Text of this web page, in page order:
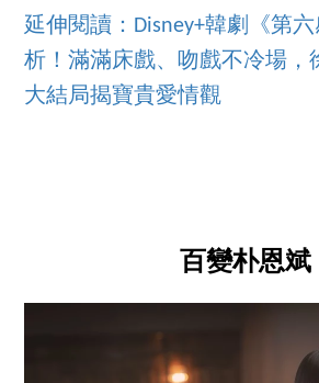
延伸閱讀：Disney+韓劇《第
析！滿滿床戲、吻戲不冷場，
大結局揭寶貴愛情觀
百變朴恩斌